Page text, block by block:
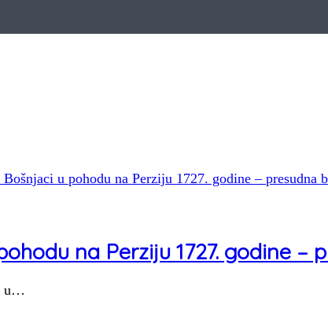
na Perziju 1727. godine –
u…